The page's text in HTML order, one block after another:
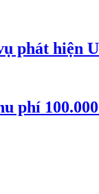
phát hiện
phí